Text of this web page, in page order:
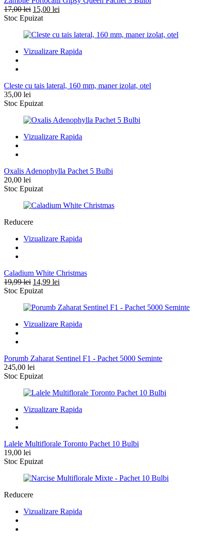
17,00lei Prețul
inițial
fost:
15,00 lei
15,00 lei.
Stoc Epuizat
Vizualizare Rapida
Cleste cu tais lateral, 160 mm, maner izolat, otel
35,00 lei
Stoc Epuizat
Vizualizare Rapida
Oxalis Adenophylla Pachet 5 Bulbi
20,00 lei
Stoc Epuizat
Reducere
Vizualizare Rapida
Caladium White Christmas
19,99lei Prețul
inițial
fost:
14,99 lei
14,99 lei.
Stoc Epuizat
Vizualizare Rapida
Porumb Zaharat Sentinel F1 - Pachet 5000 Seminte
245,00 lei
Stoc Epuizat
Vizualizare Rapida
Lalele Multiflorale Toronto Pachet 10 Bulbi
19,00 lei
Stoc Epuizat
Reducere
Vizualizare Rapida